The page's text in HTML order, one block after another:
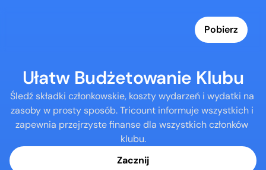
Pobierz
Ułatw Budżetowanie Klubu
Śledź składki członkowskie, koszty wydarzeń i wydatki na
zasoby w prosty sposób. Tricount informuje wszystkich i
zapewnia przejrzyste finanse dla wszystkich członków
klubu.
Zacznij